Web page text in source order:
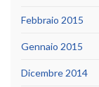
Febbraio 2015
Gennaio 2015
Dicembre 2014